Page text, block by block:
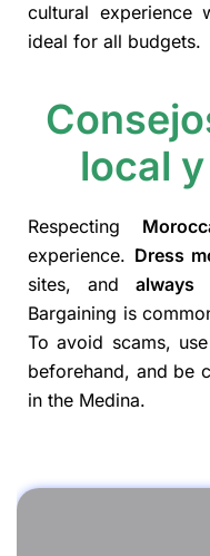
cultural experience
ideal for all budgets.
local
Respecting
experience. Dress
sites, andalways
Bargaining is
To avoid scams, use
beforehand, and be
in the Medina.